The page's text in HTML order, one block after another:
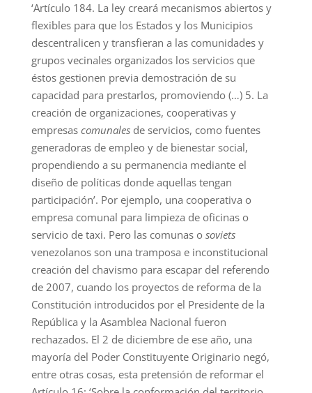
‘Artículo 184. La ley creará mecanismos abiertos y
flexibles para que los Estados y los Municipios
descentralicen y transfieran a las comunidades y
grupos vecinales organizados los servicios que
éstos gestionen previa demostración de su
capacidad para prestarlos, promoviendo (…) 5. La
creación de organizaciones, cooperativas y
empresas comunalesde servicios, como fuentes
generadoras de empleo y de bienestar social,
propendiendo a su permanencia mediante el
diseño de políticas donde aquellas tengan
participación’. Por ejemplo, una cooperativa o
empresa comunal para limpieza de oficinas o
servicio de taxi. Pero las comunas o soviets
venezolanos son una tramposa e inconstitucional
creación del chavismo para escapar del referendo
de 2007, cuando los proyectos de reforma de la
Constitución introducidos por el Presidente de la
República y la Asamblea Nacional fueron
rechazados. El 2 de diciembre de ese año, una
mayoría del Poder Constituyente Originario negó,
entre otras cosas, esta pretensión de reformar el